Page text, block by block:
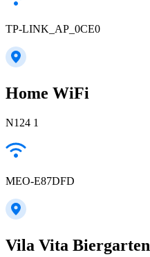
TP-LINK_AP_0CE0
Home WiFi
N124 1
MEO-E87DFD
Vila Vita Biergarten